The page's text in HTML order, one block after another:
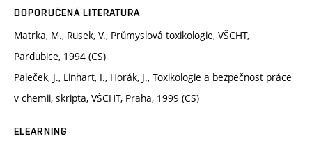
DOPORUČENÁ LITERATURA
Matrka, M., Rusek, V., Průmyslová toxikologie, VŠCHT,
Pardubice, 1994 (CS)
Paleček, J., Linhart, I., Horák, J., Toxikologie a bezpečnost práce
v chemii, skripta, VŠCHT, Praha, 1999 (CS)
ELEARNING